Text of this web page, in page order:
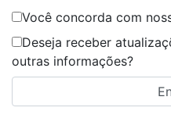
Você concorda com
Deseja receber
outras informações?